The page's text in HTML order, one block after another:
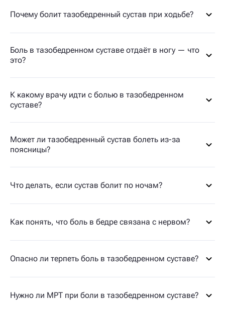
Почему болит тазобедренный сустав при ходьбе?
Боль в тазобедренном суставе отдаёт в ногу — что
это?
К какому врачу идти с болью в тазобедренном
суставе?
Может ли тазобедренный сустав болеть из-за
поясницы?
Что делать, если сустав болит по ночам?
Как понять, что боль в бедре связана с нервом?
Опасно ли терпеть боль в тазобедренном суставе?
Нужно ли МРТ при боли в тазобедренном суставе?